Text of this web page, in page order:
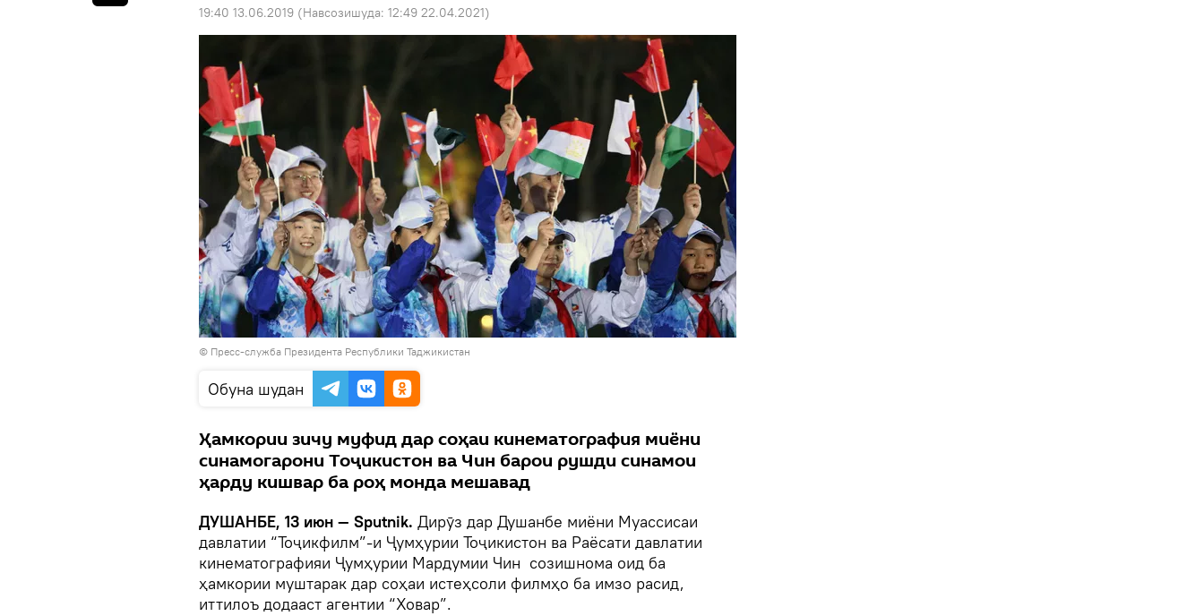
19:40 13.06.2019 (Навсозишуда: 12:49 22.04.2021)
© Пресс-служба Президента Республики Таджикистан
Обуна шудан
Ҳамкории зичу муфид дар соҳаи кинематография миёни
синамогарони Тоҷикистон ва Чин барои рушди синамои
ҳарду кишвар ба роҳ монда мешавад
ДУШАНБЕ, 13 июн — Sputnik. Дирӯз дар Душанбе миёни Муассисаи
давлатии “Тоҷикфилм”-и Ҷумҳурии Тоҷикистон ва Раёсати давлатии
кинематографияи Ҷумҳурии Мардумии Чин созишнома оид ба
ҳамкории муштарак дар соҳаи истеҳсоли филмҳо ба имзо расид,
иттилоъ додааст агентии “Ховар”.